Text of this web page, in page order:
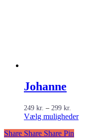
Johanne
249 kr. – 299 kr.
249 kr.
til
299 kr.
Vælg mulighederDette
Share
Share Share Share Pin